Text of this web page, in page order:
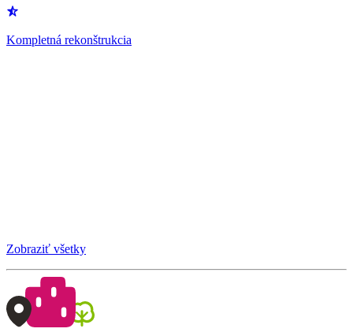
Kompletná rekonštrukcia
Zobraziť všetky